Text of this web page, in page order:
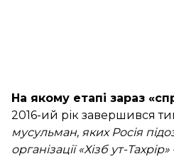
На якому етапі зараз
2016-ий рік завершився
мусульман, яких Росія
організації «Хізб ут-